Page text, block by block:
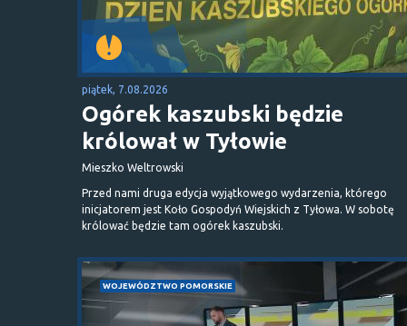
piątek, 7.08.2026
Ogórek kaszubski będzie
królował w Tyłowie
Mieszko Weltrowski
Przed nami druga edycja wyjątkowego wydarzenia, którego
inicjatorem jest Koło Gospodyń Wiejskich z Tyłowa. W sobotę
królować będzie tam ogórek kaszubski.
WOJEWÓDZTWO POMORSKIE